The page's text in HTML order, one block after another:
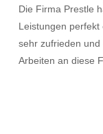
Die Firma Prestle
Leistungen
sehr zufrieden
Arbeiten an diese